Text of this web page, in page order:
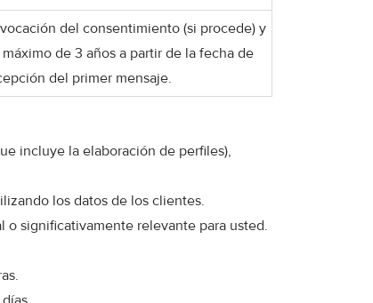
del consentimiento (si procede) y
máximo de 3 años a partir de la fecha de
del primer mensaje.
incluye la elaboración de perfiles),
los datos de los clientes.
significativamente relevante para usted.